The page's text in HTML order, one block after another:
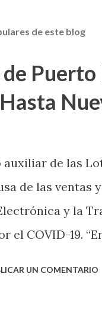
de este blog
Puerto
de las
de las ventas
y la
el COVID-19.
UN COMENTARIO